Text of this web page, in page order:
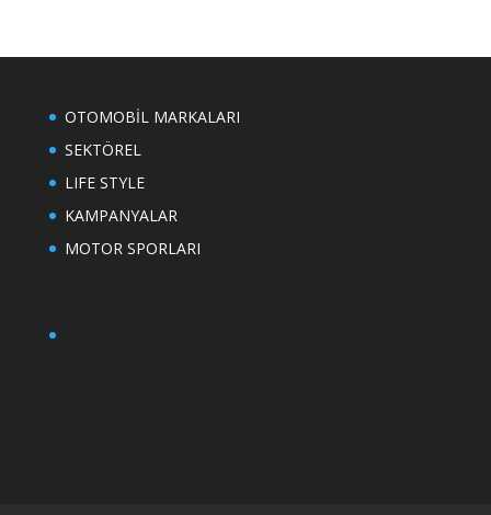
OTOMOBİL MARKALARI
SEKTÖREL
LIFE STYLE
KAMPANYALAR
MOTOR SPORLARI